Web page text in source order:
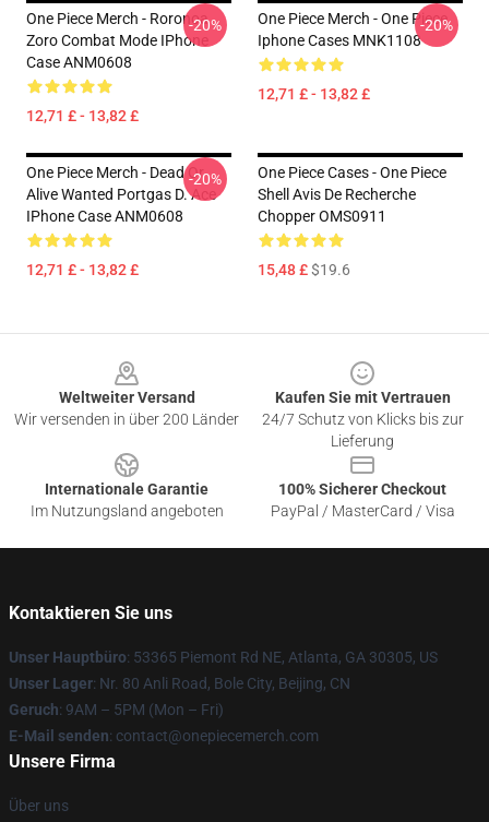
One Piece Merch - Roronoa
Zoro Combat Mode IPhone
Case ANM0608
12,71 £ - 13,82 £
-20%
One Piece Merch - One Piece
Iphone Cases MNK1108
12,71 £ - 13,82 £
-20%
One Piece Merch - Dead Or
Alive Wanted Portgas D. Ace
IPhone Case ANM0608
12,71 £ - 13,82 £
-20%
One Piece Cases - One Piece
Shell Avis De Recherche
Chopper OMS0911
15,48 £$19.6
Weltweiter Versand
Wir versenden in über 200 Länder
Kaufen Sie mit Vertrauen
24/7 Schutz von Klicks bis zur
Lieferung
Internationale Garantie
Im Nutzungsland angeboten
100% Sicherer Checkout
PayPal / MasterCard / Visa
Kontaktieren Sie uns
Unser Hauptbüro: 53365 Piemont Rd NE, Atlanta, GA 30305, US
Unser Lager: Nr. 80 Anli Road, Bole City, Beijing, CN
Geruch: 9AM – 5PM (Mon – Fri)
E-Mail senden: contact@onepiecemerch.com
Unsere Firma
Über uns